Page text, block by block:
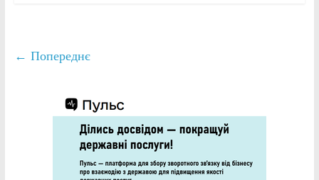
← Попереднє